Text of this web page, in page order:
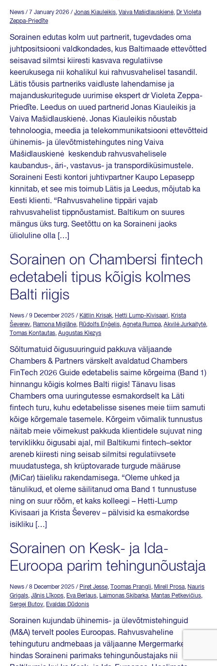
News / 7 January 2026 / Jonas Kiauleikis, Vaiva Mašidlauskienė, Dr Violeta
Zeppa-Priedīte
Sorainen edutas kolm uut partnerit, tugevdades oma
juhtpositsiooni valdkondades, kus Baltimaade ettevõtted
seisavad silmtsi kiiresti kasvava regulatiivse
keerukusega nii kohalikul kui rahvusvahelisel tasandil.
Lätis tõusis partneriks vaidluste lahendamise ja
majanduskuritegude uurimise ekspert dr Violeta Zeppa-
Priedīte. Leedus on uued partnerid Jonas Kiauleikis ja
Vaiva Mašidlauskienė. Jonas Kiauleikis nõustab
tehnoloogia, meedia ja telekommunikatsiooni ettevõtteid
ühinemis- ja ülevõtmistehingutes ning Vaiva
Mašidlauskienė keskendub rahvusvahelisele
kaubandus-, äri-, vastavus- ja transpordiküsimustele.
Soraineni Eesti kontori juhtivpartner Kaupo Lepasepp
kinnitab, et see mis toimub Lätis ja Leedus, mõjutab ka
Eesti klienti. “Rahvusvaheline tippäri vajab
rahvusvahelist tippnõustamist. Baltikum on suures
mängus üks turg. Seetõttu on ka Soraineni jaoks
ülioluline olla […]
Sorainen on Chambersi fintech
edetabeli tipus kõigis kolmes
Balti riigis
News / 9 December 2025 / Kätlin Krisak, Hetti Lump-Kivisaari, Krista
Ševerev, Ramona Miglāne, Rūdolfs Eņģelis, Agneta Rumpa, Akvilė Jurkaitytė,
Tomas Kontautas, Augustas Klezys
Sõltumatuid õigusuuringuid pakkuva väljaande
Chambers & Partners värskelt avaldatud Chambers
FinTech 2026 Guide edetabelis saime kõrgeima (Band 1)
hinnangu kõigis kolmes Balti riigis! Tänavu lisas
Chambers oma uuringutesse esmakordselt ka Läti
fintech turu, kuhu edetabelisse sisenes meie tiim samuti
kõige kõrgemale tasemele. Kõrgeim võimalik tunnustus
näitab meie võimekust pakkuda klientidele sujuvat ning
terviklikku õigusabi ajal, mil Baltikumi fintech–sektor
areneb kiiresti ning seisab silmitsi regulatiivsete
muudatustega, sh krüptovarade turgude määruse
(MiCar) täieliku rakendamisega. “Oleme uhked ja
tänulikud, et oleme säilitanud oma Band 1 tunnustuse
ning on suur rõõm, et kaks kolleegi – Hetti-Lump
Kivisaari ja Krista Ševerev – pälvisid ka esmakordse
isikliku […]
Sorainen on Kesk- ja Ida-
Euroopa parim tehingunõustaja
News / 8 December 2025 / Piret Jesse, Toomas Prangli, Mirell Prosa, Nauris
Grigals, Jānis Līkops, Eva Berlaus, Laimonas Skibarka, Mantas Petkevičius,
Sergej Butov, Evaldas Dūdonis
Sorainen kujundab ühinemis- ja ülevõtmistehinguid
(M&A) tervelt pooles Euroopas. Rahvusvaheline
tehinguturu andmebaas ja väljaanne Mergermarket
hindas Soraineni parimaks tehingunõustajaks nii